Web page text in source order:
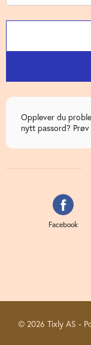
Opplever du
nytt passord?
Facebook
© 2026 Tixly AS -